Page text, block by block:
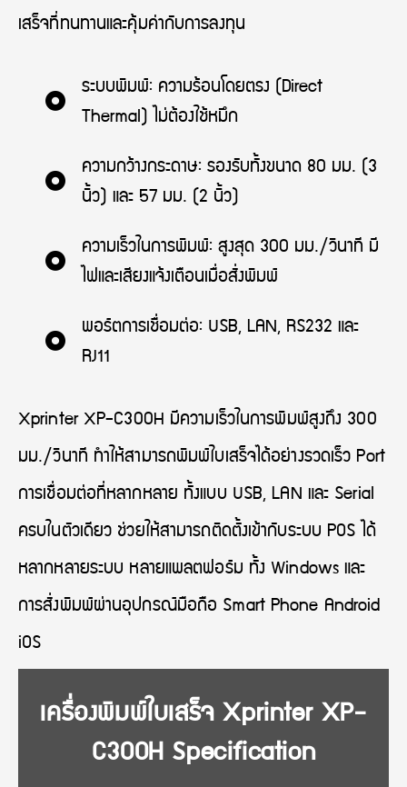
เสร็จที่ทนทานและคุ้มค่ากับการลงทุน
ระบบพิมพ์: ความร้อนโดยตรง (Direct
Thermal) ไม่ต้องใช้หมึก
ความกว้างกระดาษ: รองรับทั้งขนาด 80 มม. (3
นิ้ว) และ 57 มม. (2 นิ้ว)
ความเร็วในการพิมพ์: สูงสุด 300 มม./วินาที มี
ไฟและเสียงแจ้งเตือนเมื่อสั่งพิมพ์
พอร์ตการเชื่อมต่อ: USB, LAN, RS232 และ
RJ11
Xprinter XP-C300H มีความเร็วในการพิมพ์สูงถึง 300
มม./วินาที ทำให้สามารถพิมพ์ใบเสร็จได้อย่างรวดเร็ว Port
การเชื่อมต่อที่หลากหลาย ทั้งแบบ USB, LAN และ Serial
ครบในตัวเดียว ช่วยให้สามารถติดตั้งเข้ากับระบบ POS ได้
หลากหลายระบบ หลายแพลตฟอร์ม ทั้ง Windows และ
การสั่งพิมพ์ผ่านอุปกรณ์มือถือ Smart Phone Android
iOS
เครื่องพิมพ์ใบเสร็จ Xprinter XP-
C300H Specification